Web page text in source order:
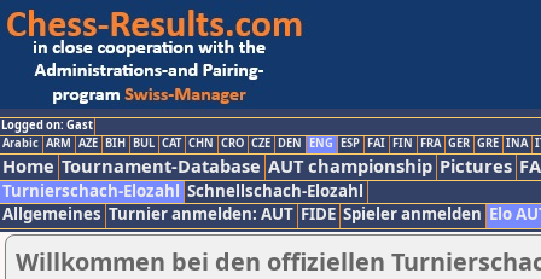
Logged on: Gast
Arabic ARM AZE BIH BUL CAT CHN CRO CZE DEN ENG ESP FAI FIN FRA GER GRE INA
Home Tournament-Database AUT championship Pictures
Turnierschach-Elozahl Schnellschach-Elozahl
Allgemeines Turnier anmelden: AUT FIDE Spieler anmelden Elo
Willkommen bei den offiziellen